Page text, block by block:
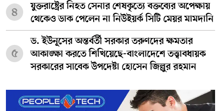
৪
যুক্তরাষ্ট্রের নিহত সেনার শেষকৃত্যে বক্তব্যের অপেক্ষায়
থেকেও ডাক পেলেন না নিউইয়র্ক সিটি মেয়র মামদানি
৫
ড. ইউনূসের অন্তর্বর্তী সরকার তরুণদের ক্ষমতার
আকাঙ্ক্ষা করতে শিখিয়েছে-বাংলাদেশে তত্ত্বাবধায়ক
সরকারের সাবেক উপদেষ্টা হোসেন জিল্লুর রহমান